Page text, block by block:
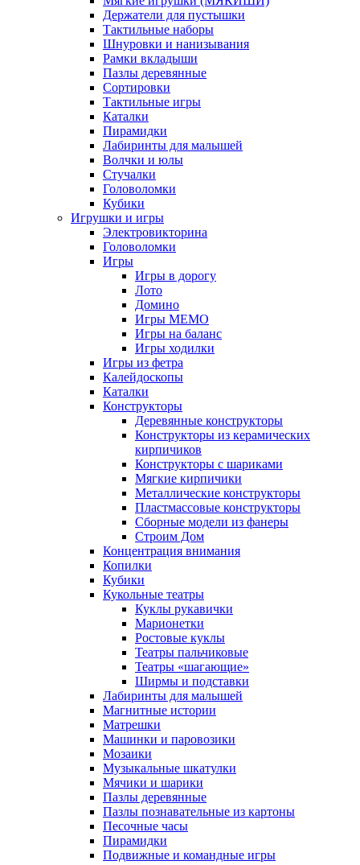
Держатели для пустышки
Тактильные наборы
Шнуровки и нанизывания
Рамки вкладыши
Пазлы деревянные
Сортировки
Тактильные игры
Каталки
Пирамидки
Лабиринты для малышей
Волчки и юлы
Стучалки
Головоломки
Кубики
Игрушки и игры
Электровикторина
Головоломки
Игры
Игры в дорогу
Лото
Домино
Игры МЕМО
Игры на баланс
Игры ходилки
Игры из фетра
Калейдоскопы
Каталки
Конструкторы
Деревянные конструкторы
Конструкторы из керамических
кирпичиков
Конструкторы с шариками
Мягкие кирпичики
Металлические конструкторы
Пластмассовые конструкторы
Сборные модели из фанеры
Строим Дом
Концентрация внимания
Копилки
Кубики
Кукольные театры
Куклы рукавички
Марионетки
Ростовые куклы
Театры пальчиковые
Театры «шагающие»
Ширмы и подставки
Лабиринты для малышей
Магнитные истории
Матрешки
Машинки и паровозики
Мозаики
Музыкальные шкатулки
Мячики и шарики
Пазлы деревянные
Пазлы познавательные из картоны
Песочные часы
Пирамидки
Подвижные и командные игры